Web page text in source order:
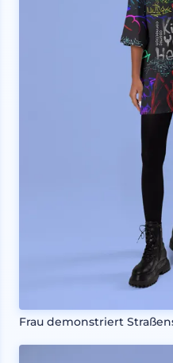
Frau demonstriert